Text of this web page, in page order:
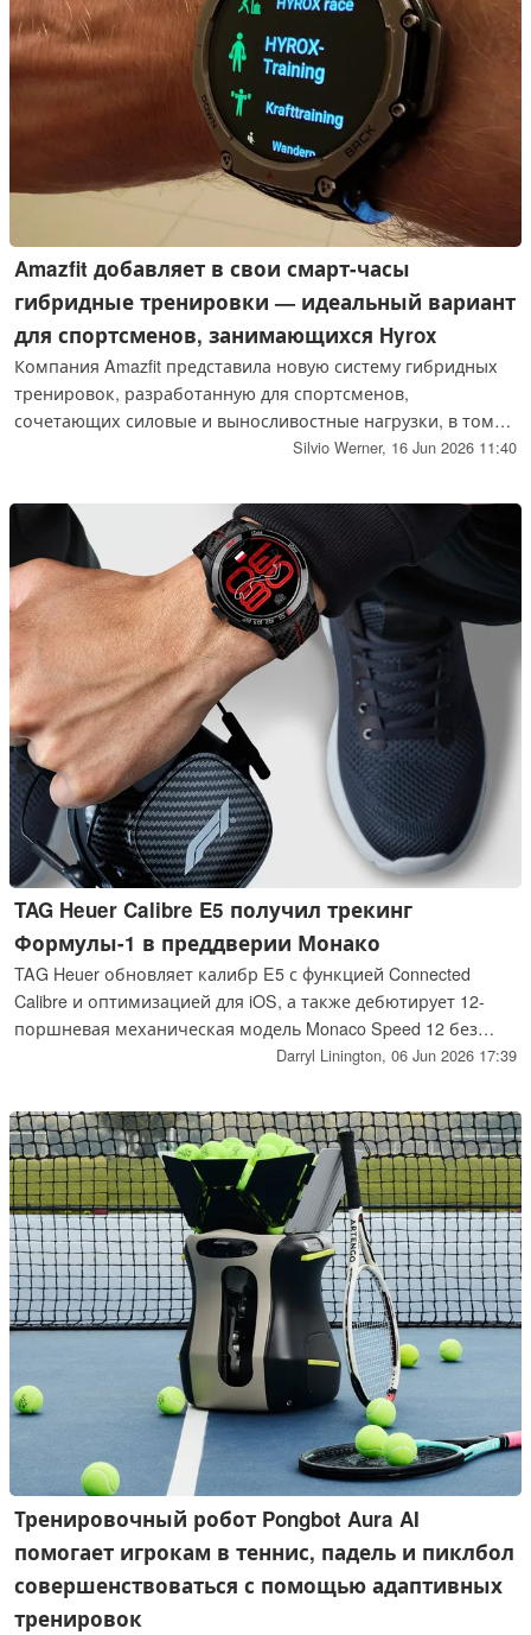
Amazfit добавляет в свои смарт-часы
гибридные тренировки — идеальный вариант
для спортсменов, занимающихся Hyrox
Компания Amazfit представила новую систему гибридных
тренировок, разработанную для спортсменов,
сочетающих силовые и выносливостные нагрузки, в том
числе для участников соревнований Hyrox. Эта система
между тренировками на выносливость и силовыми
тренировками.
Silvio Werner, 16 Jun 2026 11:40
TAG Heuer Calibre E5 получил трекинг
Формулы-1 в преддверии Монако
TAG Heuer обновляет калибр E5 с функцией Connected
Calibre и оптимизацией для iOS, а также дебютирует 12-
поршневая механическая модель Monaco Speed 12 без
Darryl Linington, 06 Jun 2026 17:39
Тренировочный робот Pongbot Aura AI
помогает игрокам в теннис, падель и пиклбол
совершенствоваться с помощью адаптивных
тренировок